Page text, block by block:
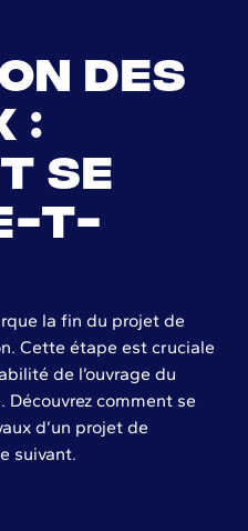
des
:
se
t-
la fin du projet de
Cette étape est cruciale
de l’ouvrage du
comment se
d’un projet de
suivant.